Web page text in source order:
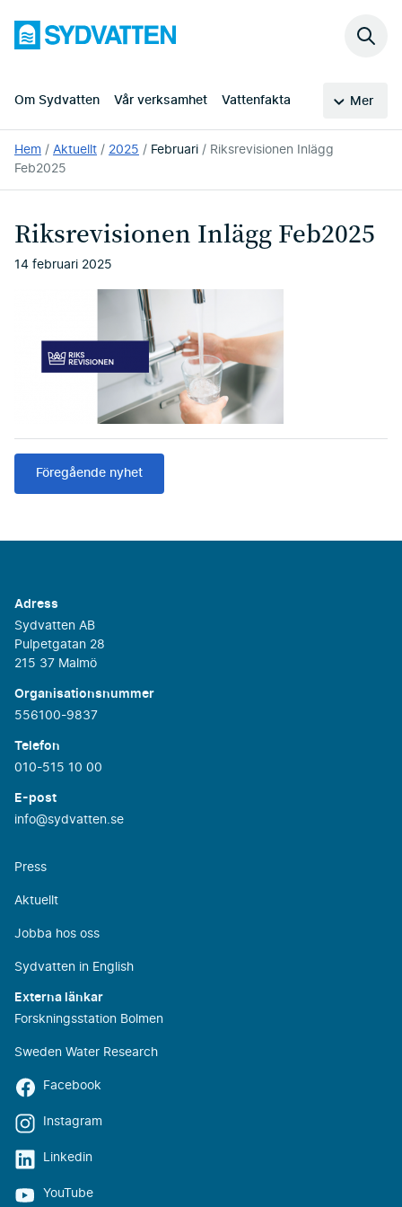
huvudinnehållet
Sydvatten
Om Sydvatten Vår verksamhet Vattenfakta Mer
Sök
Du
är
här:
Hem Aktuellt 2025 Februari
Riksrevisionen Inlägg
Feb2025
Riksrevisionen Inlägg Feb2025
14 februari 2025
Föregående nyhet
Adress
Sydvatten AB
Pulpetgatan 28
215 37 Malmö
Organisationsnummer
556100-9837
Telefon
010-515 10 00
E-post
info@sydvatten.se
Press
Aktuellt
Jobba hos oss
Sydvatten in English
Externa länkar
Forskningsstation Bolmen
Sweden Water Research
Facebook
Instagram
Linkedin
YouTube